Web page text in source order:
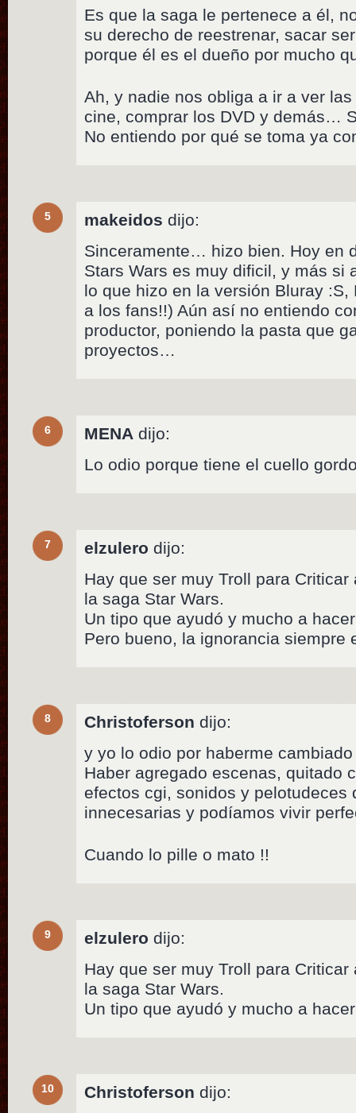
Es que la saga le pertenece a él,
su derecho de reestrenar, sacar
porque él es el dueño por mucho
Ah, y nadie nos obliga a ir a ver
cine, comprar los DVD y demás…
No entiendo por qué se toma ya
5 makeidos dijo:
Sinceramente… hizo bien. Hoy en
Stars Wars es muy dificil, y más si
lo que hizo en la versión Bluray
a los fans!!) Aún así no entiendo
productor, poniendo la pasta que
proyectos…
6 MENA dijo:
Lo odio porque tiene el cuello
7 elzulero dijo:
Hay que ser muy Troll para
la saga Star Wars.
Un tipo que ayudó y mucho a
Pero bueno, la ignorancia
8 Christoferson dijo:
y yo lo odio por haberme
Haber agregado escenas, quitado
efectos cgi, sonidos y pelotudeces
innecesarias y podíamos vivir
Cuando lo pille o mato !!
9 elzulero dijo:
Hay que ser muy Troll para
la saga Star Wars.
Un tipo que ayudó y mucho a
10 Christoferson dijo: